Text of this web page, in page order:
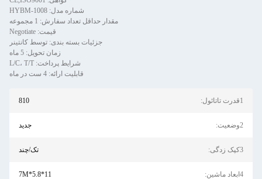
شماره مدل: HYBM-1008
مقدار حداقل تعداد سفارش: 1 مجموعه
قیمت: Negotiate
جزئیات بسته بندی: توسط کانتینر
زمان تحویل: 5 ماه
شرایط پرداخت: L/C، T/T
قابلیت ارائه: 4 ست در ماه
1قدرت تاتائول: 810
2وضعیت: جدید
3کپک زدگی: تک/چند
4ابعاد ماشین: 11*5.8*7M